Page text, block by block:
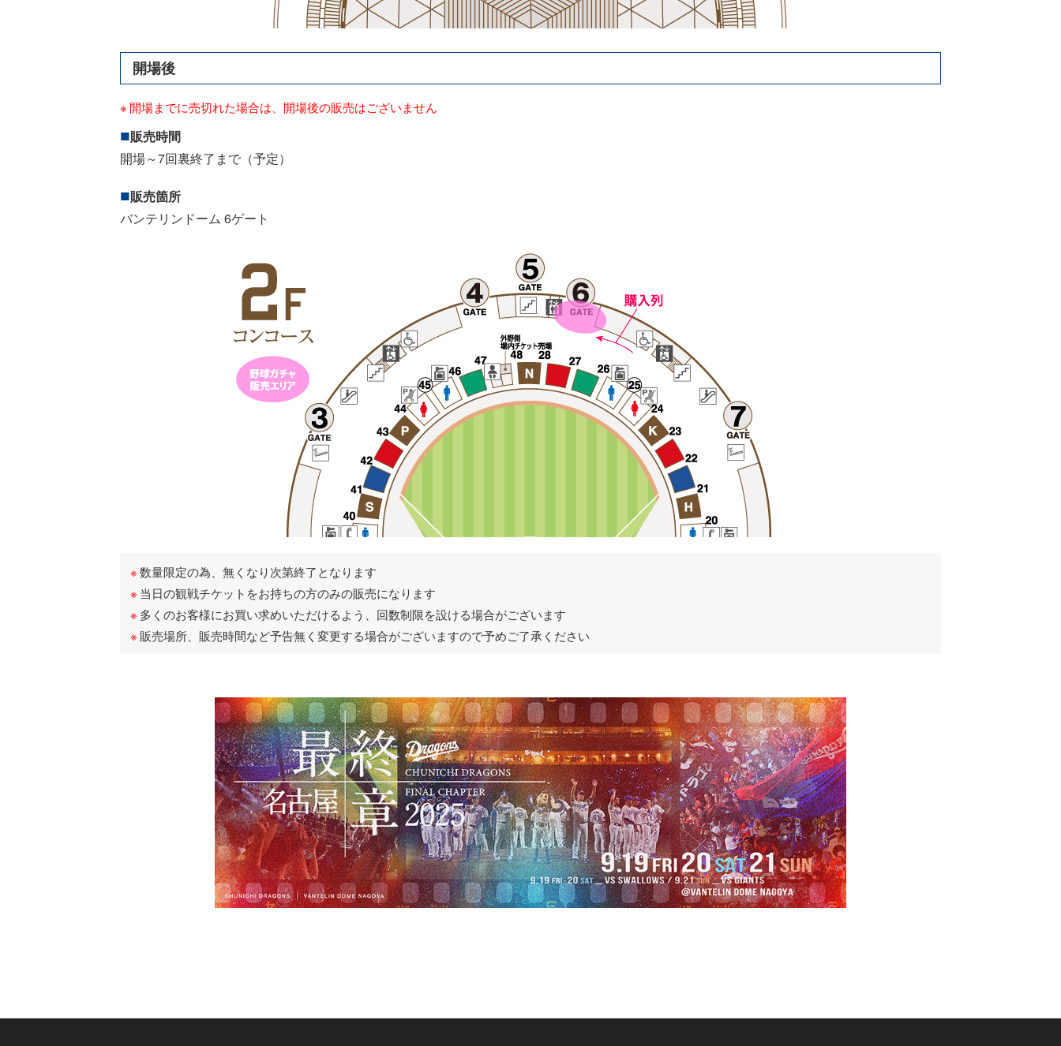
開場後
開場までに売切れた場合は、開場後の販売はございません
販売時間
開場～7回裏終了まで（予定）
販売箇所
バンテリンドーム 6ゲート
数量限定の為、無くなり次第終了となります
当日の観戦チケットをお持ちの方のみの販売になります
多くのお客様にお買い求めいただけるよう、回数制限を設ける場合がございます
販売場所、販売時間など予告無く変更する場合がございますので予めご了承ください